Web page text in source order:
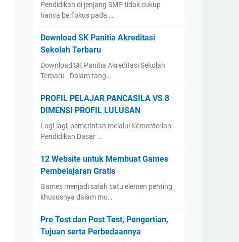
Pendidikan di jenjang SMP tidak cukup
hanya berfokus pada …
Download SK Panitia Akreditasi
Sekolah Terbaru
Download SK Panitia Akreditasi Sekolah
Terbaru . Dalam rang…
PROFIL PELAJAR PANCASILA VS 8
DIMENSI PROFIL LULUSAN
Lagi-lagi, pemerintah melalui Kementerian
Pendidikan Dasar …
12 Website untuk Membuat Games
Pembelajaran Gratis
Games menjadi salah satu elemen penting,
khususnya dalam mo…
Pre Test dan Post Test, Pengertian,
Tujuan serta Perbedaannya